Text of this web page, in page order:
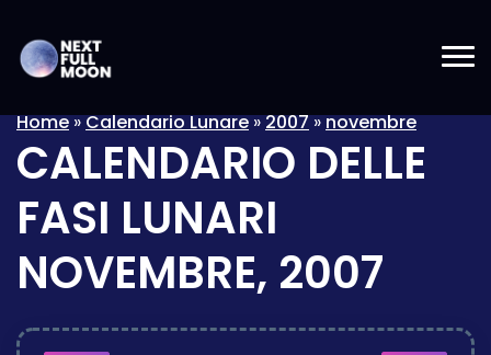
Home»Calendario Lunare»2007»novembre
CALENDARIO DELLE
FASI LUNARI
NOVEMBRE, 2007